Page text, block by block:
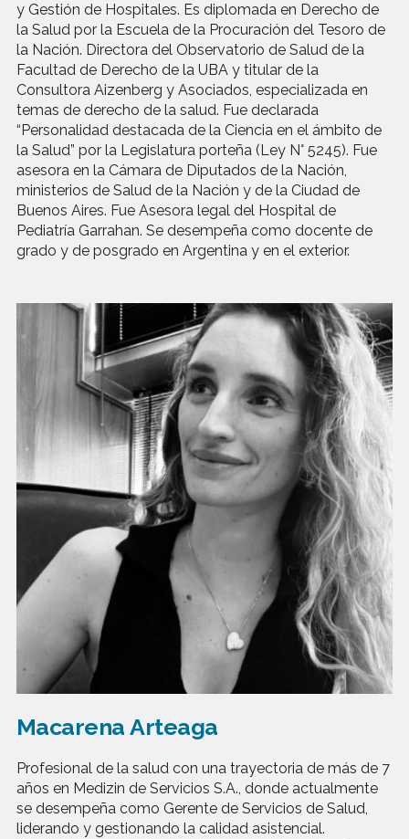
y Gestión de Hospitales. Es diplomada en Derecho de
la Salud por la Escuela de la Procuración del Tesoro de
la Nación. Directora del Observatorio de Salud de la
Facultad de Derecho de la UBA y titular de la
Consultora Aizenberg y Asociados, especializada en
temas de derecho de la salud. Fue declarada
“Personalidad destacada de la Ciencia en el ámbito de
la Salud” por la Legislatura porteña (Ley N° 5245). Fue
asesora en la Cámara de Diputados de la Nación,
ministerios de Salud de la Nación y de la Ciudad de
Buenos Aires. Fue Asesora legal del Hospital de
Pediatría Garrahan. Se desempeña como docente de
grado y de posgrado en Argentina y en el exterior.
Macarena Arteaga
Profesional de la salud con una trayectoria de más de 7
años en Medizin de Servicios S.A., donde actualmente
se desempeña como Gerente de Servicios de Salud,
liderando y gestionando la calidad asistencial.